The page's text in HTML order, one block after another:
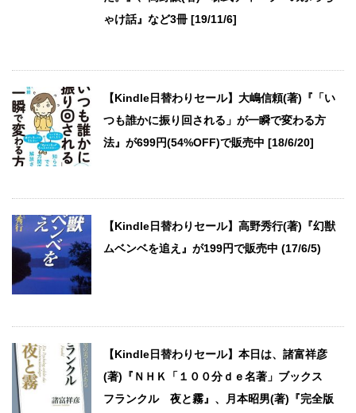
ゃけ話』など3冊 [19/11/6]
【Kindle日替わりセール】大嶋信頼(著)『「い
つも誰かに振り回される」が一瞬で変わる方
法』が699円(54%OFF)で販売中 [18/6/20]
【Kindle日替わりセール】高野秀行(著)『幻獣
ムベンベを追え』が199円で販売中 (17/6/5)
【Kindle日替わりセール】本日は、諸富祥彦
(著)『ＮＨＫ「１００分ｄｅ名著」ブックス
フランクル 夜と霧』、月本昭男(著)『完全版